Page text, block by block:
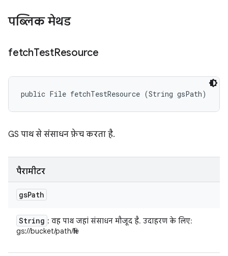
पब्लिक मेथड
fetchTestResource
public File fetchTestResource (String gsPath)
GS पाथ से संसाधन फ़ेच करता है.
पैरामीटर
gsPath
String : वह पाथ जहां संसाधन मौजूद है. उदाहरण के लिए:
gs://bucket/path/file